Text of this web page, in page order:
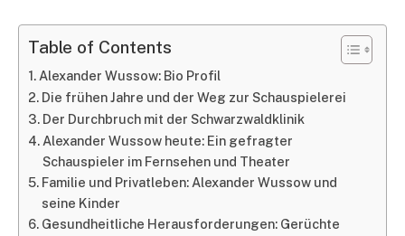
Table of Contents
Alexander Wussow: Bio Profil
Die frühen Jahre und der Weg zur Schauspielerei
Der Durchbruch mit der Schwarzwaldklinik
Alexander Wussow heute: Ein gefragter
Schauspieler im Fernsehen und Theater
Familie und Privatleben: Alexander Wussow und
seine Kinder
Gesundheitliche Herausforderungen: Gerüchte